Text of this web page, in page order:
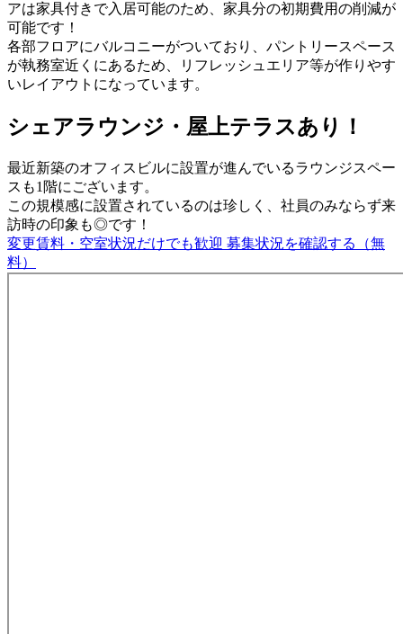
アは家具付きで入居可能のため、家具分の初期費用の削減が
可能です！
各部フロアにバルコニーがついており、パントリースペース
が執務室近くにあるため、リフレッシュエリア等が作りやす
いレイアウトになっています。
シェアラウンジ・屋上テラスあり！
最近新築のオフィスビルに設置が進んでいるラウンジスペー
スも1階にございます。
この規模感に設置されているのは珍しく、社員のみならず来
訪時の印象も◎です！
変更賃料・空室状況だけでも歓迎 募集状況を確認する（無
料）